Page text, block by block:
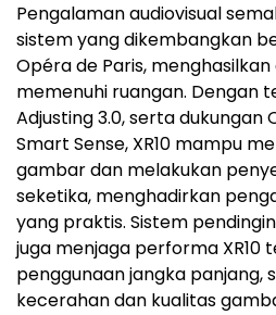
Pengalaman audiovisual
sistem yang dikembangkan
Opéra de Paris,
memenuhi ruangan. Dengan
Adjusting 3.0, serta dukungan
Smart Sense, XR10 mampu
gambar dan melakukan
seketika, menghadirkan
yang praktis. Sistem
juga menjaga performa XR10
penggunaan jangka panjang,
kecerahan dan kualitas